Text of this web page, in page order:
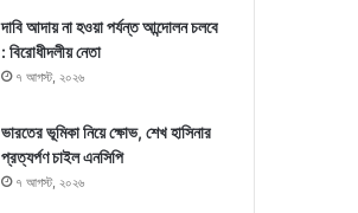
দাবি আদায় না হওয়া পর্যন্ত আন্দোলন চলবে
: বিরোধীদলীয় নেতা
৭ আগস্ট, ২০২৬
ভারতের ভূমিকা নিয়ে ক্ষোভ, শেখ হাসিনার
প্রত্যর্পণ চাইল এনসিপি
৭ আগস্ট, ২০২৬